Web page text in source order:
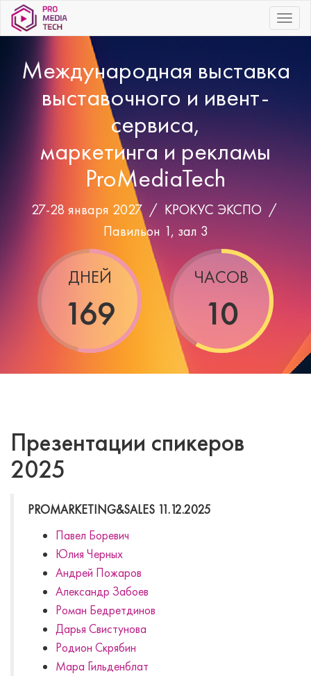
|||
Международная выставка
выставочного и ивент-
сервиса,
маркетинга и рекламы
ProMediaTech
27-28 января 2027 / КРОКУС ЭКСПО /
Павильон 1, зал 3
ДНЕЙ
169
ЧАСОВ
10
Презентации спикеров
2025
PROMARKETING&SALES 11.12.2025
Павел Боревич
Юлия Черных
Андрей Пожаров
Александр Забоев
Роман Бедретдинов
Дарья Свистунова
Родион Скрябин
Мара Гильденблат